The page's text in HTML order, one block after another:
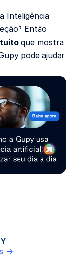
Inteligência
Então
que mostra
pode ajudar
->